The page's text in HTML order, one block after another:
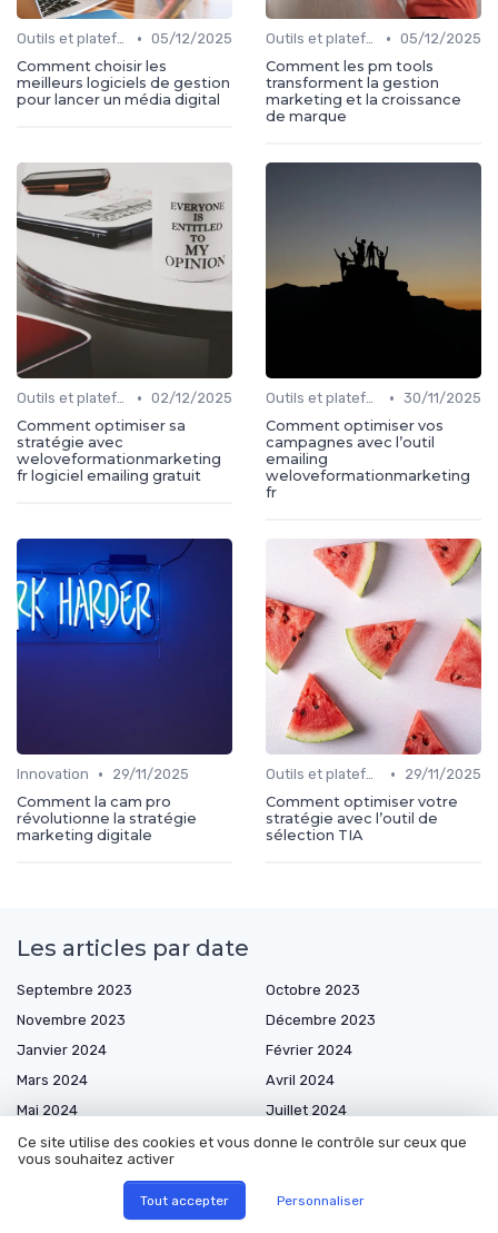
Outils et plateformes • 05/12/2025
Comment choisir les
meilleurs logiciels de gestion
pour lancer un média digital
Outils et plateformes • 05/12/2025
Comment les pm tools
transforment la gestion
marketing et la croissance
de marque
Outils et plateformes • 02/12/2025
Comment optimiser sa
stratégie avec
weloveformationmarketing
fr logiciel emailing gratuit
Outils et plateformes • 30/11/2025
Comment optimiser vos
campagnes avec l’outil
emailing
weloveformationmarketing
fr
Innovation •
29/11/2025
Comment la cam pro
révolutionne la stratégie
marketing digitale
Outils et plateformes •
29/11/2025
Comment optimiser votre
stratégie avec l’outil de
sélection TIA
Les articles par date
Septembre 2023
Octobre 2023
Novembre 2023
Décembre 2023
Janvier 2024
Février 2024
Mars 2024
Avril 2024
Mai 2024
Juillet 2024
Août 2024
Septembre 2024
Janvier 2025
Ce site utilise des cookies et vous donne le contrôle sur ceux que
vous souhaitez activer
Tout accepter Personnaliser